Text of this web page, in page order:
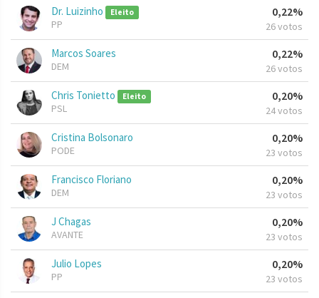
Dr. Luizinho Eleito
PP
0,22%
26 votos
Marcos Soares
DEM
0,22%
26 votos
Chris Tonietto Eleito
PSL
0,20%
24 votos
Cristina Bolsonaro
PODE
0,20%
23 votos
Francisco Floriano
DEM
0,20%
23 votos
J Chagas
AVANTE
0,20%
23 votos
Julio Lopes
PP
0,20%
23 votos